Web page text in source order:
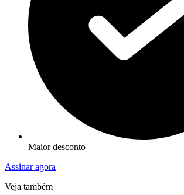
Maior desconto
Assinar agora
Veja também